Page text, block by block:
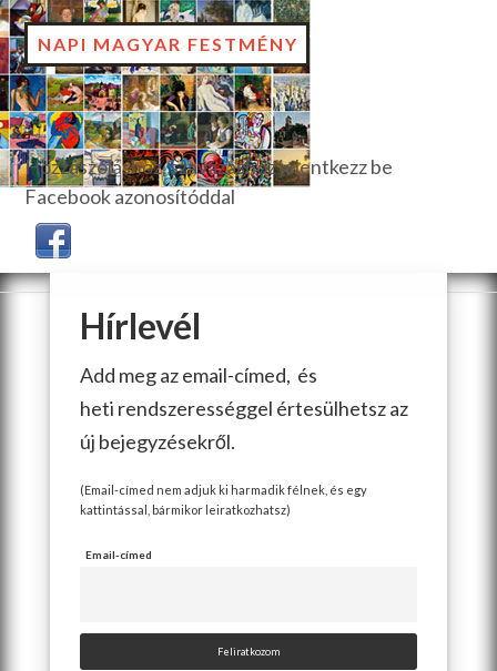
NAPI MAGYAR FESTMÉNY
Hozzászóláshoz, szavazáshoz jelentkezz be
Facebook azonosítóddal
Hírlevél
Add meg az email-címed, és
heti rendszerességgel értesülhetsz az
új bejegyzésekről.
(Email-címed nem adjuk ki harmadik félnek, és egy
kattintással, bármikor leiratkozhatsz)
Email-címed